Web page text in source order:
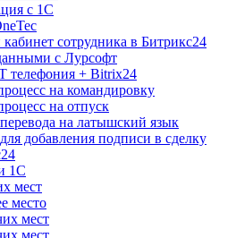
с 1С
сотрудника в Битрикс24
с Лурсофт
телефония + Bitrix24
на командировку
на отпуск
на латышский язык
добавления подписи в сделку
1С
мест
место
мест
мест